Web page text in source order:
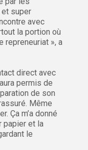
et super
avec
la portion où
repreneuriat », a
direct avec
permis de
de son
Même
Ça m’a donné
papier et la
le